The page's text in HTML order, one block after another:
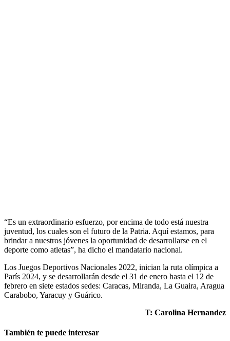
“Es un extraordinario esfuerzo, por encima de todo está nuestra
juventud, los cuales son el futuro de la Patria. Aquí estamos, para
brindar a nuestros jóvenes la oportunidad de desarrollarse en el
deporte como atletas”, ha dicho el mandatario nacional.
Los Juegos Deportivos Nacionales 2022, inician la ruta olímpica a
París 2024, y se desarrollarán desde el 31 de enero hasta el 12 de
febrero en siete estados sedes: Caracas, Miranda, La Guaira, Aragua
Carabobo, Yaracuy y Guárico.
T: Carolina Hernandez
También te puede interesar